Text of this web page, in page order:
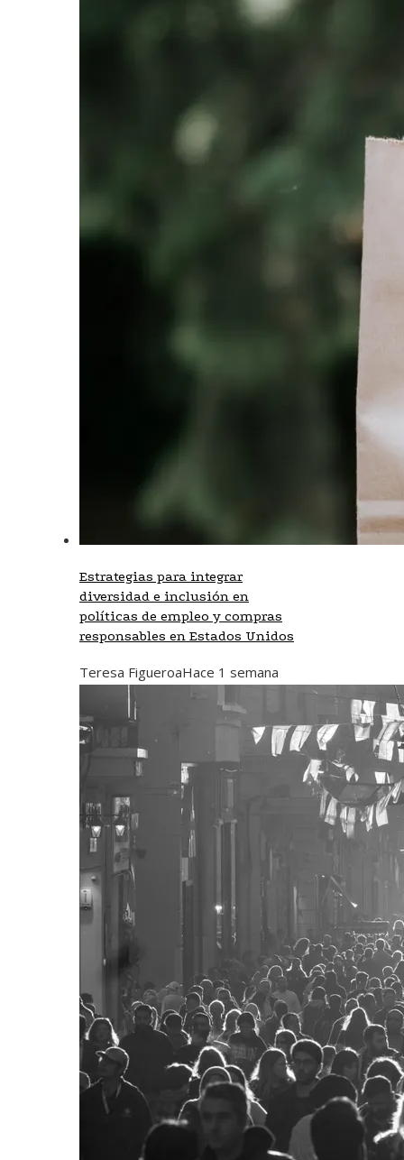
Estrategias para integrar
diversidad e inclusión en
políticas de empleo y compras
responsables en Estados Unidos
Teresa FigueroaHace 1 semana